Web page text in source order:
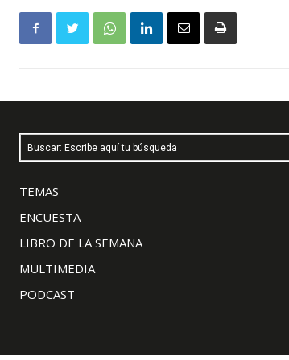
Buscar: Escribe aquí tu búsqueda
TEMAS
ENCUESTA
LIBRO DE LA SEMANA
MULTIMEDIA
PODCAST